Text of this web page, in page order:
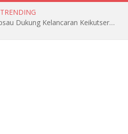
TRENDING
Perencanaan Matang Sopsau Dukung Kelancaran Keikutsertaan TNI AU di Pitch Black 2026